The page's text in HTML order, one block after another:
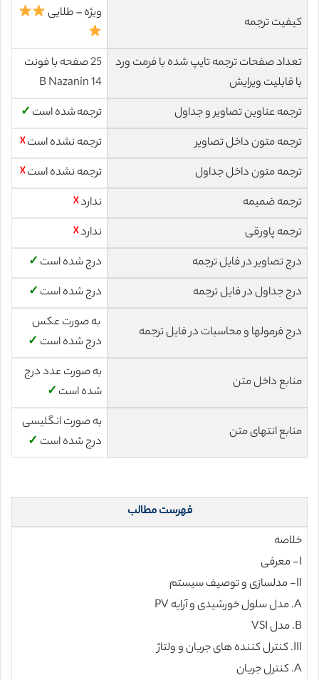
کیفیت ترجمه
ویژه – طلایی
تعداد صفحات ترجمه تایپ شده با فرمت ورد
با قابلیت ویرایش
25 صفحه با فونت
14 B Nazanin
ترجمه عناوین تصاویر و جداول
ترجمه شده است ✓
ترجمه متون داخل تصاویر
ترجمه نشده است☓
ترجمه متون داخل جداول
ترجمه نشده است☓
ترجمه ضمیمه
ندارد☓
ترجمه پاورقی
ندارد☓
درج تصاویر در فایل ترجمه
درج شده است ✓
درج جداول در فایل ترجمه
درج شده است ✓
درج فرمولها و محاسبات در فایل ترجمه
به صورت عکس
درج شده است ✓
منابع داخل متن
به صورت عدد درج
شده است ✓
منابع انتهای متن
به صورت انگلیسی
درج شده است ✓
فهرست مطالب
خلاصه
I- معرفی
II- مدلسازی و توصیف سیستم
A. مدل سلول خورشیدی و آرایه PV
B. مدل VSI
III. کنترل کننده های جریان و ولتاژ
A. کنترل جریان